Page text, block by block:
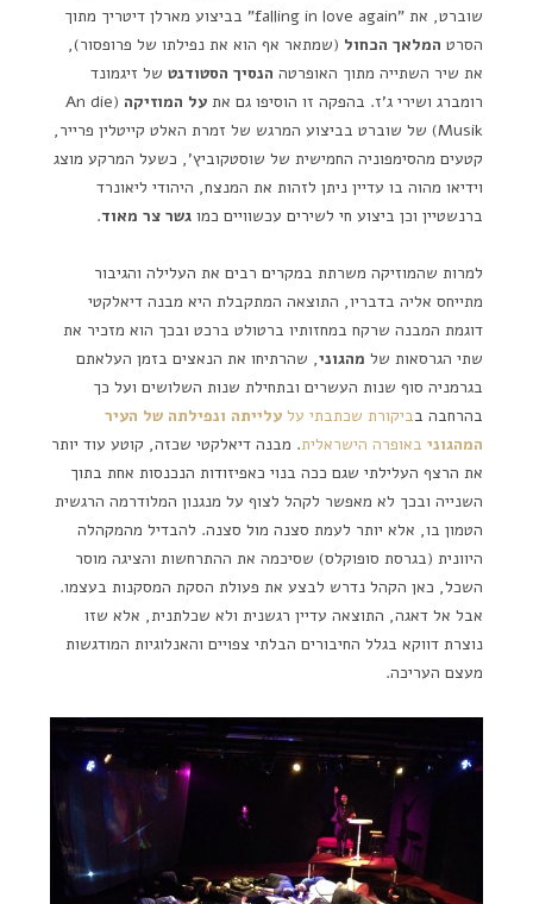
שוברט, את "falling in love again" בביצוע מארלן דיטריך מתוך
הסרט המלאך הכחול (שמתאר אף הוא את נפילתו של פרופסור),
את שיר השתייה מתוך האופרטה הנסיך הסטודנט של זיגמונד
רומברג ושירי ג'ז. בהפקה זו הוסיפו גם את על המוזיקה (An die
Musik) של שוברט בביצוע המרגש של זמרת האלט קייטלין פרייר,
קטעים מהסימפוניה החמישית של שוסטקוביץ', כשעל המרקע מוצג
וידיאו מהוה בו עדיין ניתן לזהות את המנצח, היהודי ליאונרד
ברנשטיין וכן ביצוע חי לשירים עכשוויים כמו גשר צר מאוד.
למרות שהמוזיקה משרתת במקרים רבים את העלילה והגיבור
מתייחס אליה בדבריו, התוצאה המתקבלת היא מבנה דיאלקטי
דוגמת המבנה שרקח במחזותיו ברטולט ברכט ובכך הוא מזכיר את
שתי הגרסאות של מהגוני, שהרתיחו את הנאצים בזמן העלאתם
בגרמניה סוף שנות העשרים ובתחילת שנות השלושים ועל כך
בהרחבה בביקורת שכתבתי על עלייתה ונפילתה של העיר
המהגוני באופרה הישראלית. מבנה דיאלקטי שכזה, קוטע עוד יותר
את הרצף העלילתי שגם ככה בנוי כאפיזודות הנכנסות אחת בתוך
השנייה ובכך לא מאפשר לקהל לצוף על מנגנון המלודרמה הרגשית
הטמון בו, אלא יותר לעמת סצנה מול סצנה. להבדיל מהמקהלה
היוונית (בגרסת סופוקלס) שסיכמה את ההתרחשות והציגה מוסר
השכל, כאן הקהל נדרש לבצע את פעולת הסקת המסקנות בעצמו.
אבל אל דאגה, התוצאה עדיין רגשנית ולא שכלתנית, אלא שזו
נוצרת דווקא בגלל החיבורים הבלתי צפויים והאנלוגיות המודגשות
מעצם העריכה.